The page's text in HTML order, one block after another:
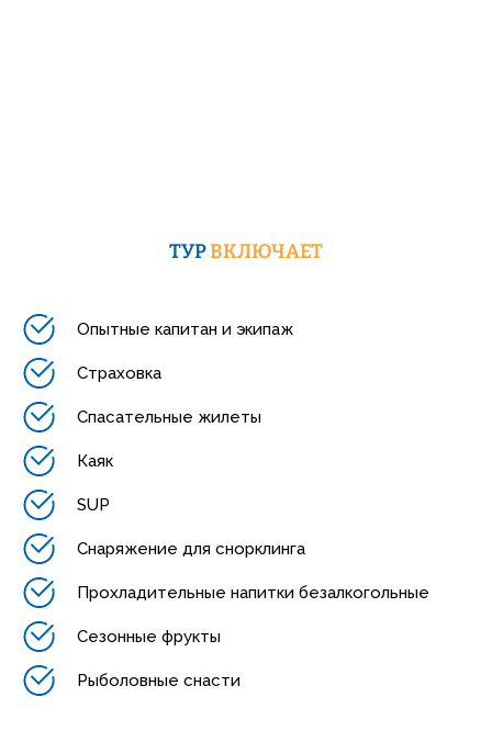
ТУРВКЛЮЧАЕТ
Опытные капитан и экипаж
Страховка
Спасательные жилеты
Каяк
SUP
Снаряжение для снорклинга
Прохладительные напитки безалкогольные
Сезонные фрукты
Рыболовные снасти